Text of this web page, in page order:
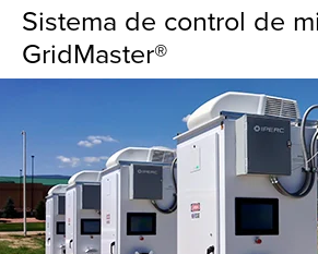
Sistema de control de
GridMaster®